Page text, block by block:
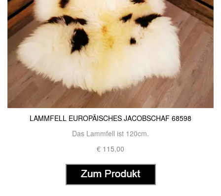
LAMMFELL EUROPÄISCHES JACOBSCHAF 68598
Das Lammfell ist 120cm.
€ 115,00